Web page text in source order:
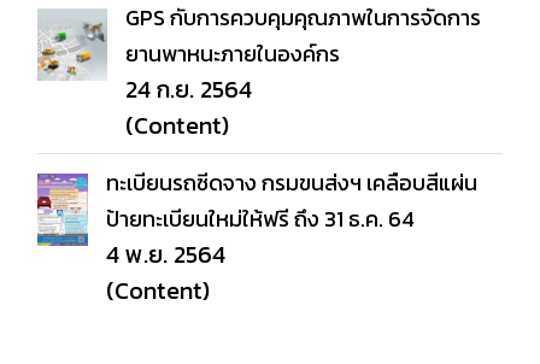
GPS กับการควบคุมคุณภาพในการจัดการ
ยานพาหนะภายในองค์กร
24 ก.ย. 2564
(Content)
ทะเบียนรถซีดจาง กรมขนส่งฯ เคลือบสีแผ่น
ป้ายทะเบียนใหม่ให้ฟรี ถึง 31 ธ.ค. 64
4 พ.ย. 2564
(Content)